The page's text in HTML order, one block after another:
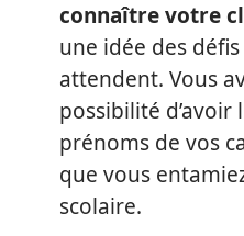
connaître votre
une idée des
attendent. Vous
possibilité d’avoir
prénoms de vos
que vous
scolaire.